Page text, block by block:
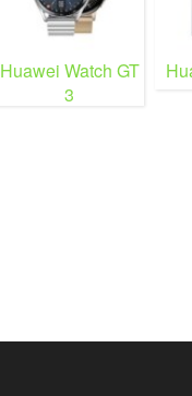
Huawei Watch GT
3